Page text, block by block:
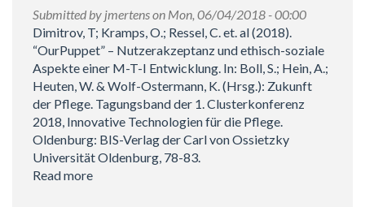
durch
eine
interaktive
Puppe
und
psychosoziale
Begleitung
für
informell
Submitted by jmertenson Mon, 06/04/2018 - 00:00
Dimitrov, T; Kramps, O.; Ressel, C. et. al (2018).
“OurPuppet” – Nutzerakzeptanz und ethisch-soziale
Aspekte einer M-T-I Entwicklung. In: Boll, S.; Hein, A.;
Heuten, W. & Wolf-Ostermann, K. (Hrsg.): Zukunft
der Pflege. Tagungsband der 1. Clusterkonferenz
2018, Innovative Technologien für die Pflege.
Oldenburg: BIS-Verlag der Carl von Ossietzky
Universität Oldenburg, 78-83.
Read more